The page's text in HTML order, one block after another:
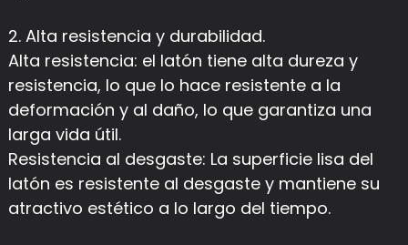
2. Alta resistencia y durabilidad.
Alta resistencia: el latón tiene alta dureza y
resistencia, lo que lo hace resistente a la
deformación y al daño, lo que garantiza una
larga vida útil.
Resistencia al desgaste: La superficie lisa del
latón es resistente al desgaste y mantiene su
atractivo estético a lo largo del tiempo.